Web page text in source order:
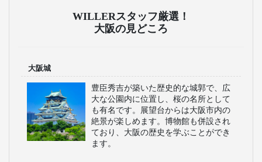
WILLERスタッフ厳選！
大阪の見どころ
大阪城
豊臣秀吉が築いた歴史的な城郭で、広
大な公園内に位置し、桜の名所として
も有名です。展望台からは大阪市内の
絶景が楽しめます。博物館も併設され
ており、大阪の歴史を学ぶことができ
ます。